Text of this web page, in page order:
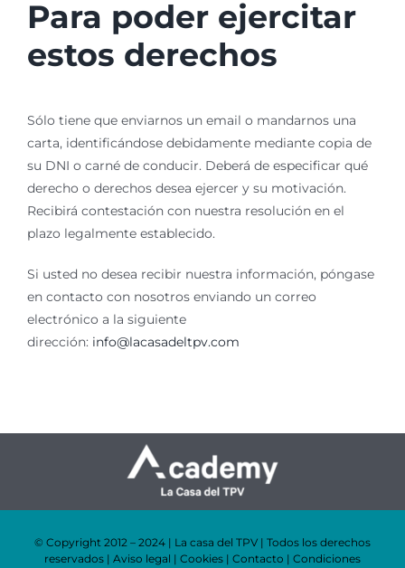
Para poder ejercitar
estos derechos
Sólo tiene que enviarnos un email o mandarnos una
carta, identificándose debidamente mediante copia de
su DNI o carné de conducir. Deberá de especificar qué
derecho o derechos desea ejercer y su motivación.
Recibirá contestación con nuestra resolución en el
plazo legalmente establecido.
Si usted no desea recibir nuestra información, póngase
en contacto con nosotros enviando un correo
electrónico a la siguiente
dirección: info@lacasadeltpv.com
© Copyright 2012 – 2024 | La casa del TPV | Todos los derechos
reservados | Aviso legal | Cookies | Contacto | Condiciones